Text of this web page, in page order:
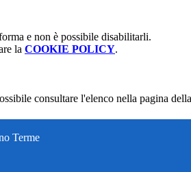
e non è possibile disabilitarli.
la COOKIE POLICY.
consultare l'elenco nella pagina
Terme